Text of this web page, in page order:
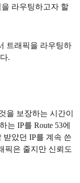
라우팅하고자 할
트래픽을 라우팅하
.
을 보장하는 시간이
는 IP를 Route 53에
받았던 IP를 계속 쓴
픽은 줄지만 신뢰도